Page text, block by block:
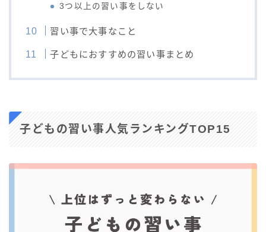
3つ以上の習い事をしない
習い事で大事なこと
子どもにおすすめの習い事まとめ
子どもの習い事人気ランキングTOP15